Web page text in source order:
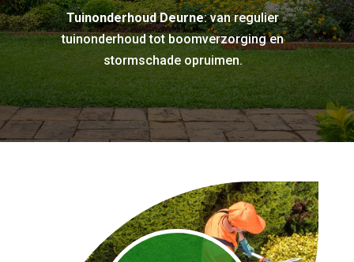
Tuinonderhoud Deurne: van regulier
tuinonderhoud tot boomverzorging en
stormschade opruimen.